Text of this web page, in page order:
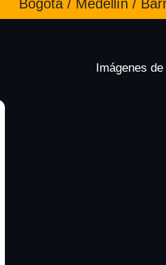
Bogotá / Medellín /
Imágenes